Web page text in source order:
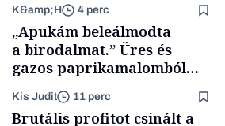
K&amp;H 4 perc
„Apukám beleálmodta
a birodalmat.” Üres és
gazos paprikamalomból
lett az igazi családi
fűszersztori
Kis Judit 11 perc
Brutális profitot csinált a